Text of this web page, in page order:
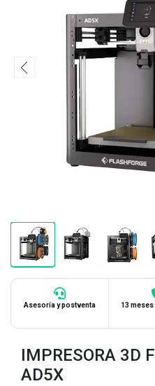
Asesoría y postventa 13
IMPRESORA 3D
AD5X